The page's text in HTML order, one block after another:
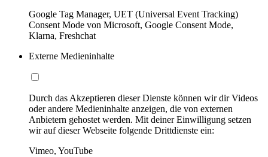
Google Tag Manager, UET (Universal Event Tracking)
Consent Mode von Microsoft, Google Consent Mode,
Klarna, Freshchat
Externe Medieninhalte
Durch das Akzeptieren dieser Dienste können wir dir Videos
oder andere Medieninhalte anzeigen, die von externen
Anbietern gehostet werden. Mit deiner Einwilligung setzen
wir auf dieser Webseite folgende Drittdienste ein:
Vimeo, YouTube